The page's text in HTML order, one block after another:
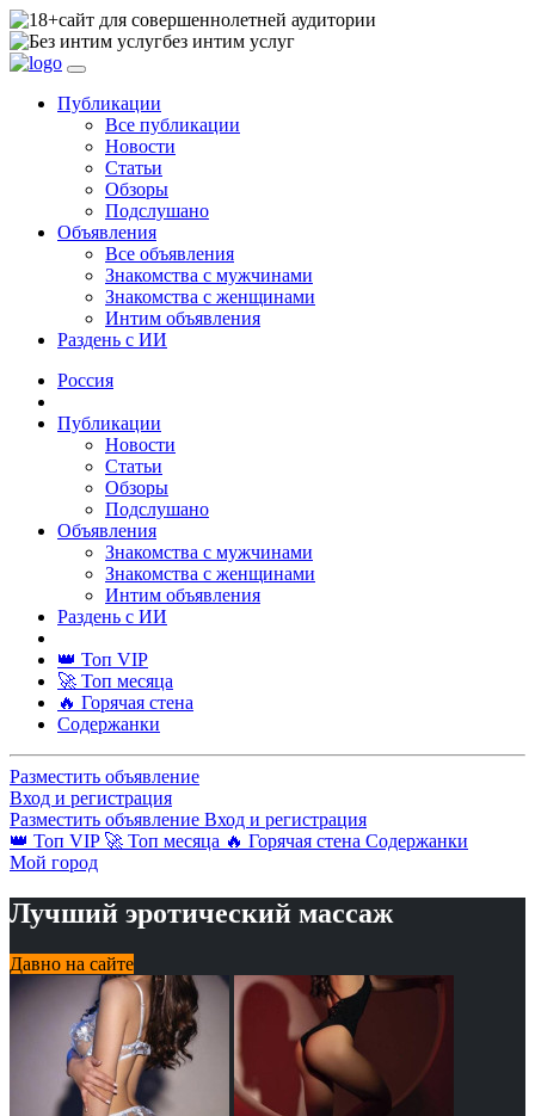
сайт для совершеннолетней аудитории
без интим услуг
Публикации
Все публикации
Новости
Статьи
Обзоры
Подслушано
Объявления
Все объявления
Знакомства с мужчинами
Знакомства с женщинами
Интим объявления
Раздень с ИИ
Россия
Публикации
Новости
Статьи
Обзоры
Подслушано
Объявления
Знакомства с мужчинами
Знакомства с женщинами
Интим объявления
Раздень с ИИ
👑 Топ VIP
🚀 Топ месяца
🔥 Горячая стена
Содержанки
Разместить объявление
Вход и регистрация
Разместить объявление Вход и регистрация
👑 Топ VIP 🚀 Топ месяца 🔥 Горячая стена Содержанки
Мой город
Лучший эротический массаж
Давно на сайте